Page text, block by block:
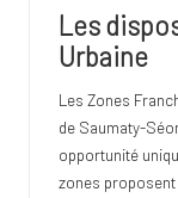
Les
Urbaine
Les Zones
de Saumaty-
opportunité
zones proposent